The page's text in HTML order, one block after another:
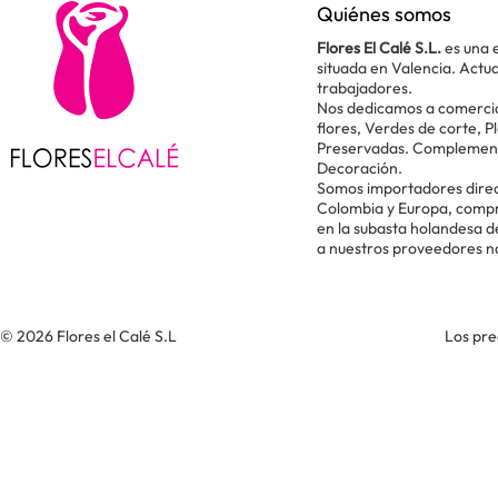
Quiénes somos
Flores El Calé S.L.es una
situada en Valencia.
trabajadores.
Nos dedicamos a
flores, Verdes de corte,
Preservadas.
Decoración.
Somos importadores
Colombia y Europa,
en la subasta holandesa
a nuestros proveedores
© 2026 Flores el Calé S.L Los